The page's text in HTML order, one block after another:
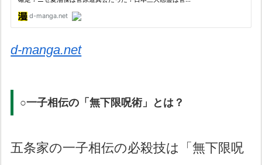
d-manga.net
○一子相伝の「無下限呪術」とは？
五条家の一子相伝の必殺技は「無下限呪